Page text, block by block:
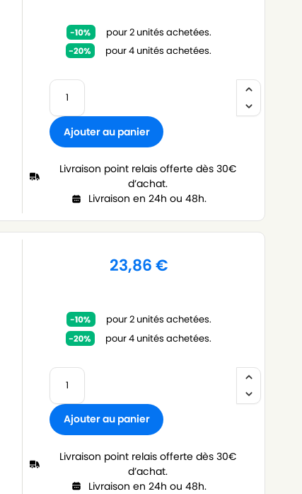
pour 2 unités achetées.
pour 4 unités achetées.
Ajouter au panier
Livraison point relais offerte dès 30€
d’achat.
Livraison en 24h ou 48h.
23,86€
pour 2 unités achetées.
pour 4 unités achetées.
Ajouter au panier
Livraison point relais offerte dès 30€
d’achat.
Livraison en 24h ou 48h.